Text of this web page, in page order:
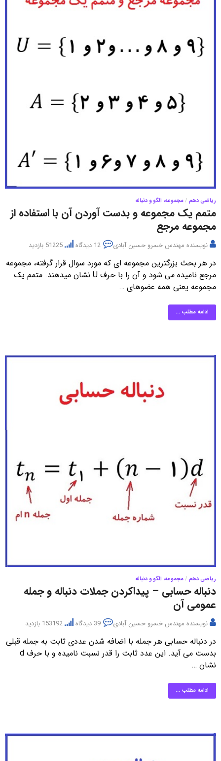
ریاضی دهم /مجموعه، الگو و دنباله
متمم یک مجموعه و بدست آوردن آن با استفاده از
مجموعه مرجع
نویسنده مهندس خسرو حسین آبادی 12 دیدگاه
در هر بحث بزرگترین مجموعه ای که مورد سوال قرار گرفته، مجموعه
مرجع نامیده می شود و آن را با حرف U نشان میدهند. متمم یک
مجموعه یعنی همه عضوهای …
ادامه مطلب ...
ریاضی دهم /مجموعه، الگو و دنباله
دنباله حسابی – پیداکردن جملات دنباله و جمله
عمومی آن
نویسنده مهندس خسرو حسین آبادی 39 دیدگاه
در دنباله حسابی هر جمله با اضافه شدن عددی ثابت به جمله قبلی
بدست می آید. این عدد ثابت را قدر نسبت نامیده و با حرف d
نشان …
ادامه مطلب ...